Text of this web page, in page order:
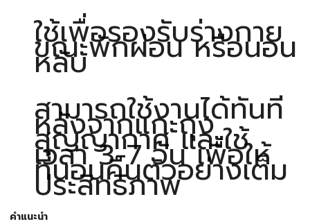
ใช้เพื่อรองรับร่างกาย
ขณะพักผ่อน หรือนอน
หลับ
สามารถใช้งานได้ทันที
หลังจากแกะถุง
สุญญากาศ และใช้
เวลา 3-7 วัน เพื่อให้
ที่นอนคืนตัวอย่างเต็ม
ประสิทธิภาพ
คำแนะนำ